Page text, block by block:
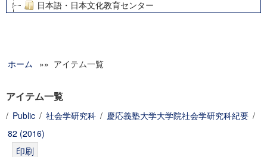
日本語・日本文化教育センター
グローバルリサーチインスティテュート
科学研究費補助金研究成果報告書
慶應義塾大学グローバルCOEプログラム市民社会ガバナンス
慶應義塾大学グローバルCOEプログラム論理と感性の先端的
ホーム »» アイテム一覧
アイテム一覧
/ Public / 社会学研究科 / 慶応義塾大学大学院社会学研究科紀要 /
82 (2016)